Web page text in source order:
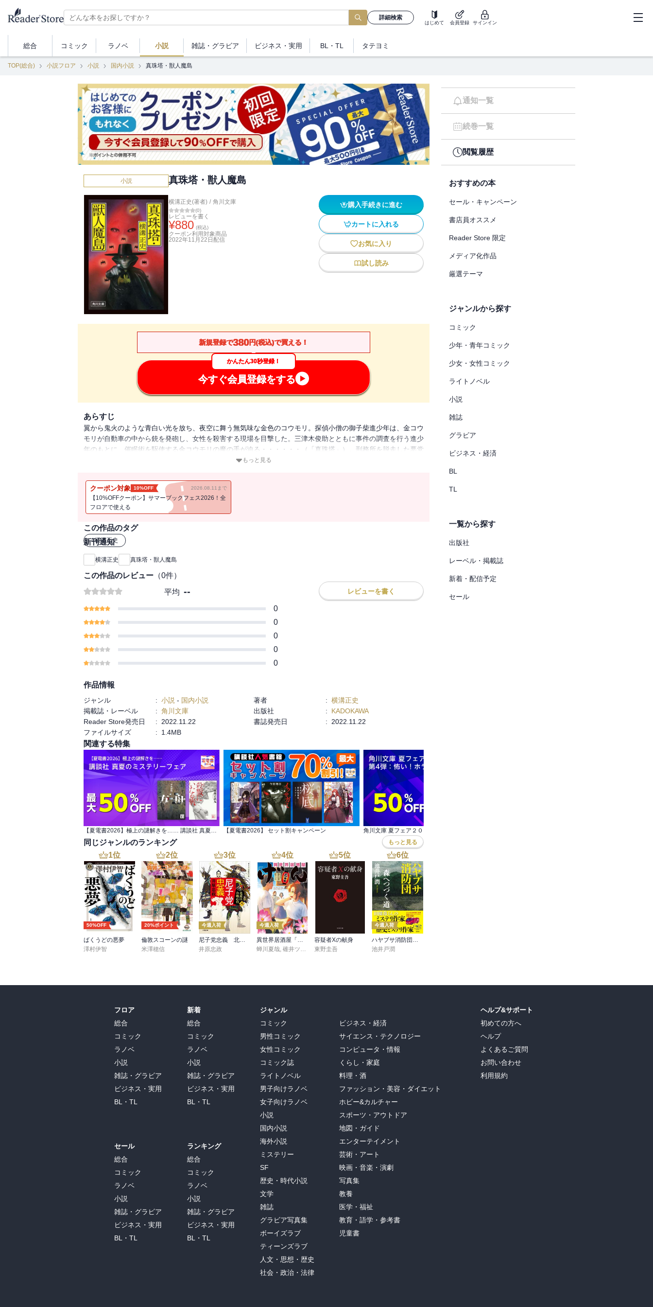
詳細検索
はじめて 会員登録 サインイン
総合 コミック ラノベ 小説 雑誌・ グラビア ビジネス ・実用 BL・TL タテヨミ
TOP(総合) 小説フロア 小説 国内小説 真珠塔・獣人魔島
小説 真珠塔・獣人魔島
横溝正史(著者) / 角川文庫
(0)
レビューを書く
¥880 (税込)
クーポン利用対象商品
2022年11月22日 配信
購入手続きに進む
カートに入れる
お気に入り
試し読み
新規登録で380円(税込)で買える！
かんたん30秒登録！
今すぐ会員登録をする
あらすじ
翼から鬼火のような青白い光を放ち、夜空に舞う無気味な金色のコウモリ。探偵小僧の御子柴進少年は、金コウ
モリが自動車の中から銃を発砲し、女性を殺害する現場を目撃した。三津木俊助とともに事件の調査を行う進少
年のもとに、催眠術を駆使する金コウモリの魔の手が迫る・・・・・・（「真珠塔」）。刑務所を脱走した悪党
を追いかけた先で、脳の移植手術が秘密裏に研究されている骸骨島を見つける進少年の冒険劇「獣人魔島」を併
もっと見る
クーポン対象 10%OFF 2026.08.11まで
【10%OFFクーポン】サマーブックフェス2026！全
フロアで使える
この作品のタグ
#横溝正史
新刊通知
横溝正史 真珠塔・獣人魔島
この作品のレビュー （0件）
平均 -- レビューを書く
0
0
0
0
0
作品情報
ジャンル : 小説 - 国内小説 著者 : 横溝正史
掲載誌・レーベル
: 角川文庫 出版社 :
KADOKAWA
Reader Store発売日
: 2022.11.22 書誌発売日 :
2022.11.22
ファイルサイズ
: 1.4MB
関連する特集
【夏電書2026】極上の謎解きを…… 講談社 真夏のミステリーフェア 【夏電書2026】 セット割キャンペーン
同じジャンルのランキング もっと見る
1位
50%OFF
ばくうどの悪夢
澤村伊智
2位
20%ポイント
倫敦スコーンの謎
米澤穂信
3位
今週入荷
尼子党忠義 北近江合戦心得〈八〉
井原忠政
4位
今週入荷
異世界居酒屋「げん」三杯目
蝉川夏哉, 碓井ツカサ
5位
容疑者Xの献身
東野圭吾
6位
今週入荷
ハヤブサ消防団 森へつづく道
池井戸潤
通知一覧
続巻一覧
閲覧履歴
おすすめの本
セール・キャンペーン
書店員オススメ
Reader Store 限定
メディア化作品
厳選テーマ
ジャンルから探す
コミック
少年・青年コミック
少女・女性コミック
ライトノベル
小説
雑誌
グラビア
ビジネス・経済
BL
TL
一覧から探す
出版社
レーベル・掲載誌
新着・配信予定
セール
フロア
総合
コミック
ラノベ
小説
雑誌・グラビア
ビジネス・実用
BL・TL
セール
総合
コミック
ラノベ
小説
雑誌・グラビア
ビジネス・実用
BL・TL
新着
総合
コミック
ラノベ
小説
雑誌・グラビア
ビジネス・実用
BL・TL
ランキング
総合
コミック
ラノベ
小説
雑誌・グラビア
ビジネス・実用
BL・TL
ジャンル
コミック
男性コミック
女性コミック
コミック誌
ライトノベル
男子向けラノベ
女子向けラノベ
小説
国内小説
海外小説
ミステリー
SF
歴史・時代小説
文学
雑誌
グラビア写真集
ボーイズラブ
ティーンズラブ
人文・思想・歴史
社会・政治・法律
ビジネス・経済
サイエンス・テクノロジー
コンピュータ・情報
くらし・家庭
料理・酒
ファッション・美容・ダイエット
ホビー&カルチャー
スポーツ・アウトドア
地図・ガイド
エンターテイメント
芸術・アート
映画・音楽・演劇
写真集
教養
医学・福祉
教育・語学・参考書
児童書
ヘルプ&サポート
初めての方へ
ヘルプ
よくあるご質問
お問い合わせ
利用規約